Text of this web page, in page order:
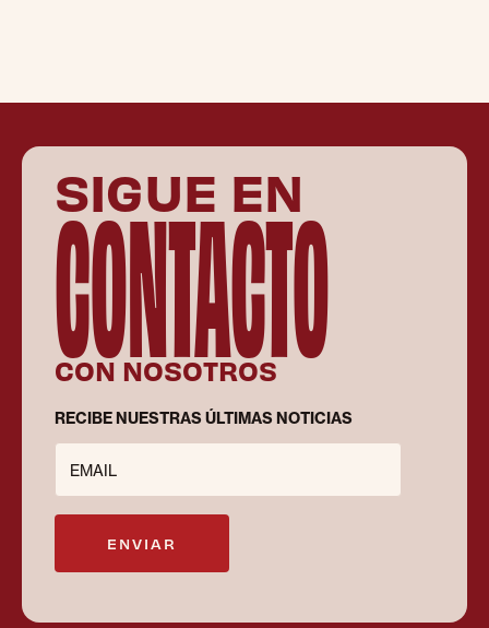
SIGUE EN
CONTACTO
CON NOSOTROS
RECIBE NUESTRAS ÚLTIMAS NOTICIAS
EMAIL
ENVIAR